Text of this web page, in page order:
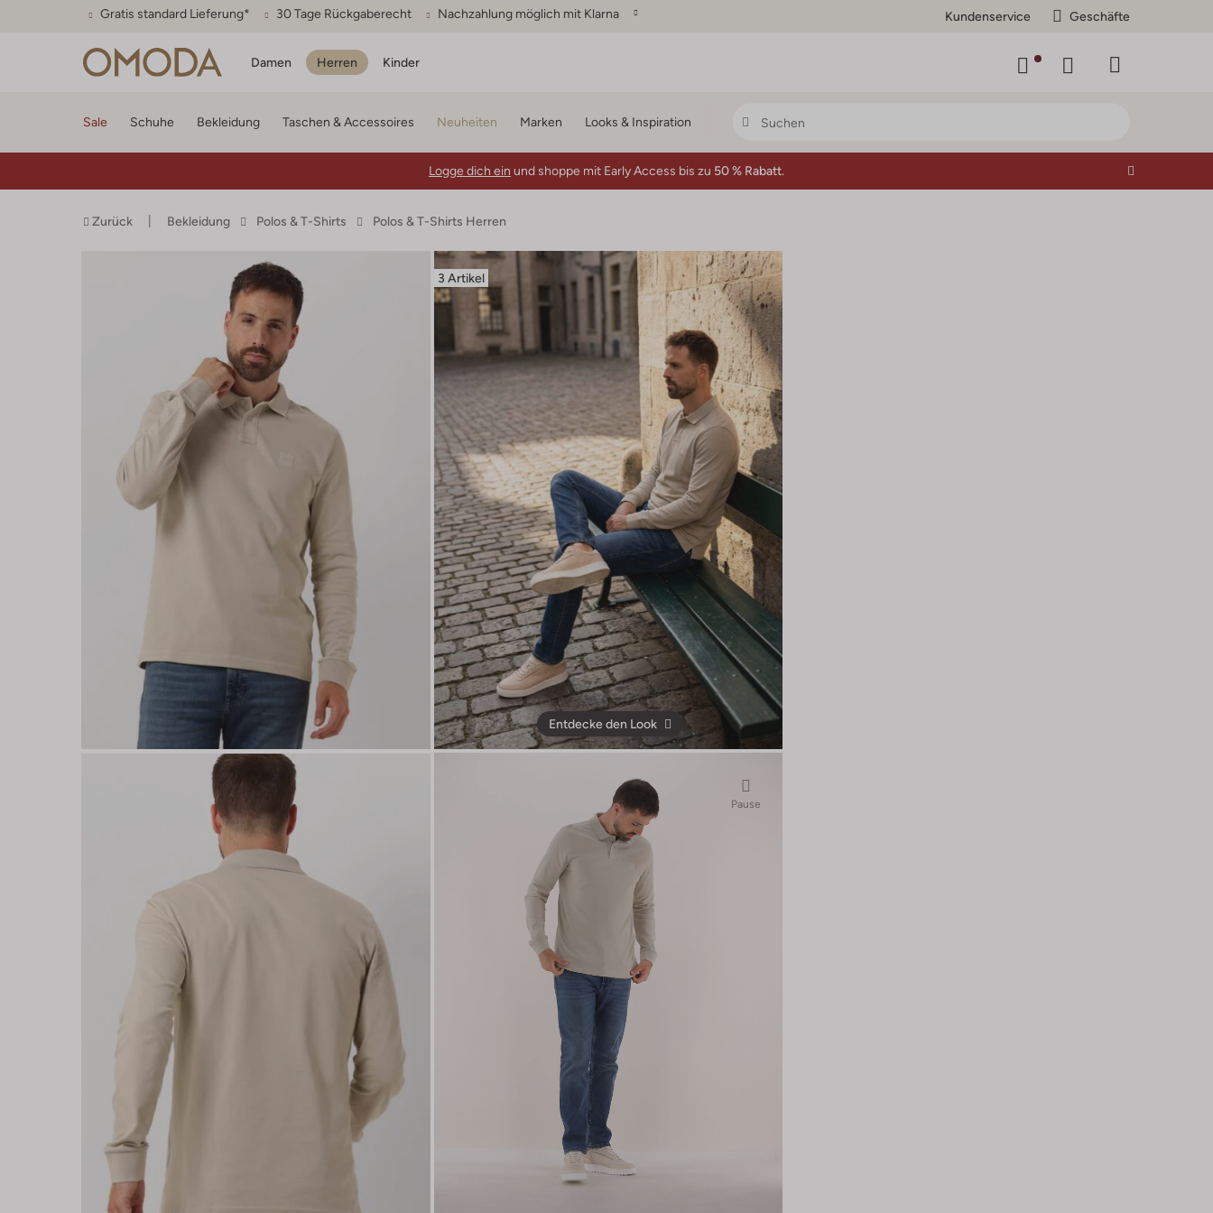
Gratis standard Lieferung* 30 Tage Rückgaberecht Nachzahlung möglich mit Klarna Kundenservice Geschäfte
Damen Herren Kinder
Sale Schuhe Bekleidung Taschen & Accessoires Neuheiten Marken Looks & Inspiration
Logge dich ein und shoppe mit Early Access bis zu 50 % Rabatt.
Zurück Bekleidung Polos & T-Shirts Polos & T-Shirts Herren
3 Artikel
Entdecke den Look
Pause